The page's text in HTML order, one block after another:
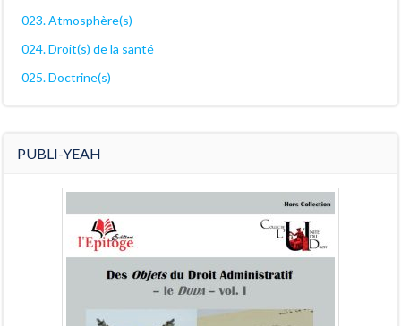
023. Atmosphère(s)
024. Droit(s) de la santé
025. Doctrine(s)
PUBLI-YEAH